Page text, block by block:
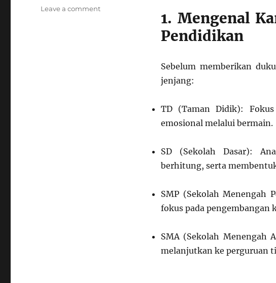
1. Mengenal
Pendidikan
Sebelum memberikan
jenjang:
TD (Taman Didik):
emosional melalui bermain.
SD (Sekolah Dasar):
berhitung, serta
SMP (Sekolah Menengah
fokus pada pengembangan
SMA (Sekolah Menengah
melanjutkan ke perguruan
Leave a commenton